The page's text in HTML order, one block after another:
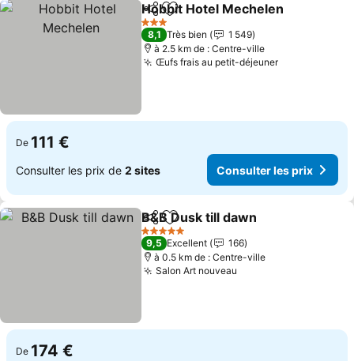
PartagerAjouter à mes favoris
Hobbit Hotel Mechelen
3 Étoiles
8,1 Très bien
1 549
à 2.5 km de : Centre-ville
Œufs frais au petit-déjeunerConsulter
De 111 €
Consulter les prix de 2 sites Consulter les prix
PartagerAjouter à mes favoris
B&B Dusk till dawn
5 Étoiles
9,5 Excellent
166
à 0.5 km de : Centre-ville
Salon Art nouveau
De 174 €